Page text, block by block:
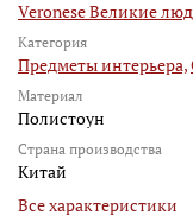
Veronese Великие
Категория
Предметы интерьера,
Материал
Полистоун
Страна производства
Китай
Все характеристики